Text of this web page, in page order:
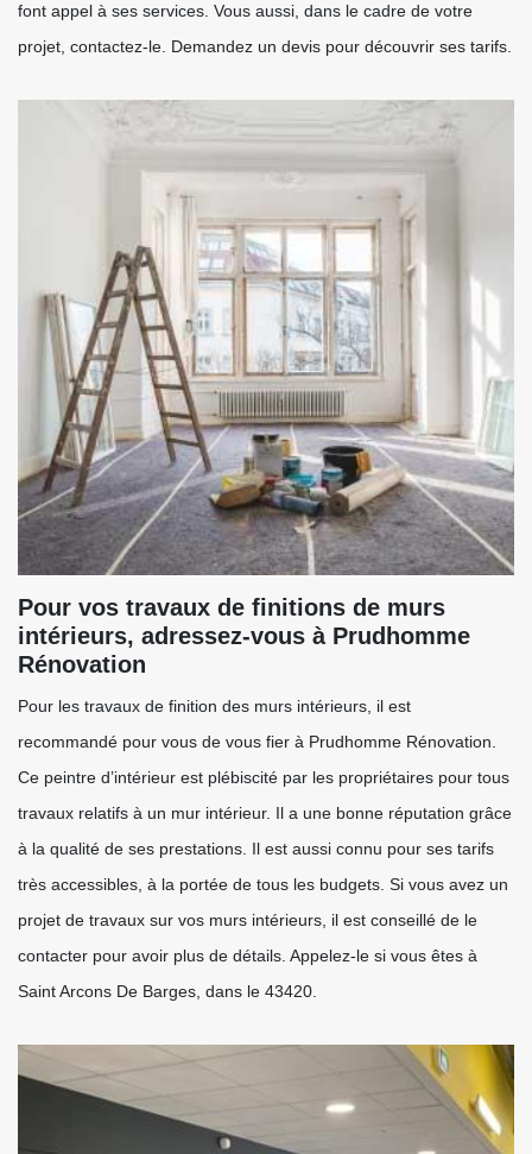
font appel à ses services. Vous aussi, dans le cadre de votre
projet, contactez-le. Demandez un devis pour découvrir ses tarifs.
Pour vos travaux de finitions de murs
intérieurs, adressez-vous à Prudhomme
Rénovation
Pour les travaux de finition des murs intérieurs, il est
recommandé pour vous de vous fier à Prudhomme Rénovation.
Ce peintre d’intérieur est plébiscité par les propriétaires pour tous
travaux relatifs à un mur intérieur. Il a une bonne réputation grâce
à la qualité de ses prestations. Il est aussi connu pour ses tarifs
très accessibles, à la portée de tous les budgets. Si vous avez un
projet de travaux sur vos murs intérieurs, il est conseillé de le
contacter pour avoir plus de détails. Appelez-le si vous êtes à
Saint Arcons De Barges, dans le 43420.